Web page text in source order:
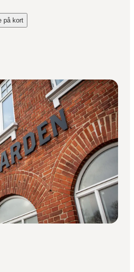
Høfde4"
på kort Høfde4 on_map